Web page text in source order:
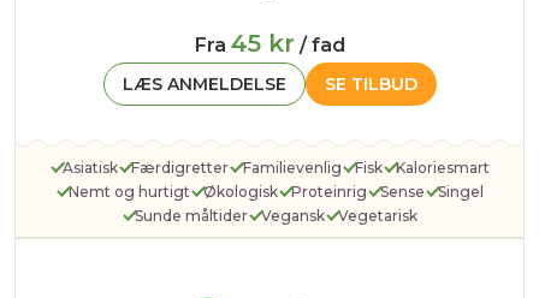
Fra 45 kr / fad
SE TILBUD
LÆS ANMELDELSE
Asiatisk Færdigretter Familievenlig Fisk
Kaloriesmart
Nemt og hurtigt
Økologisk Proteinrig Sense
Singel
Sunde måltider
Vegansk Vegetarisk